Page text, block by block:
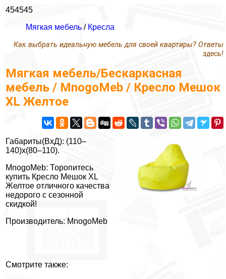
454545
Мягкая мебель / Кресла
Как выбрать идеальную мебель для своей квартиры? Ответы
здесь!
Мягкая мебель/Бескаркасная
мебель / MnogoMeb / Кресло Мешок
XL Желтое
Габариты(ВxД): (110–
140)x(80–110).
MnogoMeb: Торопитесь
купить Кресло Мешок XL
Желтое отличного качества
недорого с сезонной
скидкой!
Производитель: MnogoMeb
Смотрите также: